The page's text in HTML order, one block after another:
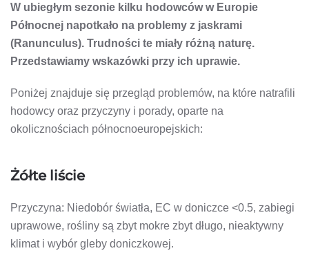
W ubiegłym sezonie kilku hodowców w Europie
Północnej napotkało na problemy z jaskrami
(Ranunculus). Trudności te miały różną naturę.
Przedstawiamy wskazówki przy ich uprawie.
Poniżej znajduje się przegląd problemów, na które natrafili
hodowcy oraz przyczyny i porady, oparte na
okolicznościach północnoeuropejskich:
Żółte liście
Przyczyna: Niedobór światła, EC w doniczce <0.5, zabiegi
uprawowe, rośliny są zbyt mokre zbyt długo, nieaktywny
klimat i wybór gleby doniczkowej.